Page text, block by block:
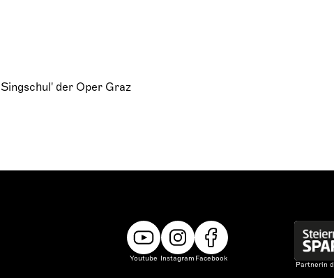
Singschul' der Oper Graz
Youtube Instagram Facebook
Partnerin